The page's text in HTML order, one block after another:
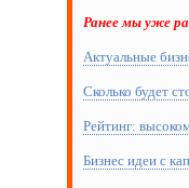
Ранее мы уже
Актуальные
Сколько будет
Рейтинг:
Бизнес идеи с